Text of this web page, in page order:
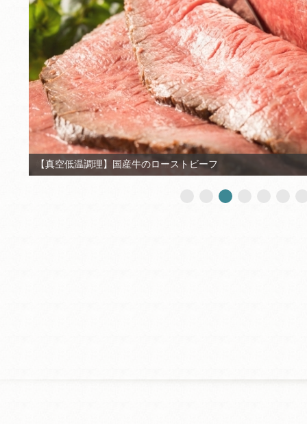
嬬恋高原野菜の揚げたて天婦羅